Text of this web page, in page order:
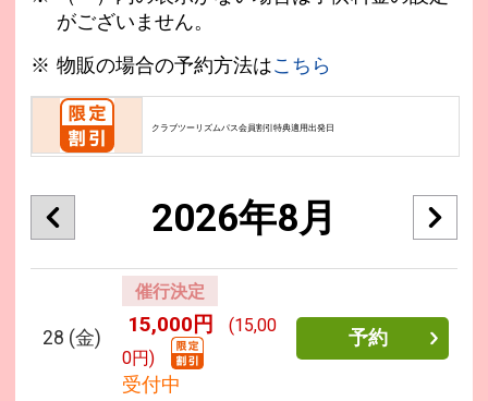
がございません。
物販の場合の予約方法はこちら
クラブツーリズムパス会員割引特典適用出発日
2026年8月
28 (金)
催行決定
15,000円
(15,00
0円)
受付中
予約